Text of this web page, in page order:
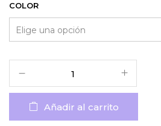
COLOR
Añadir al carrito